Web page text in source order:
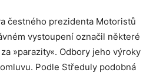
čestného prezidenta Motoristů
vystoupení označil některé
»parazity«. Odbory jeho výroky
Podle Středuly podobná